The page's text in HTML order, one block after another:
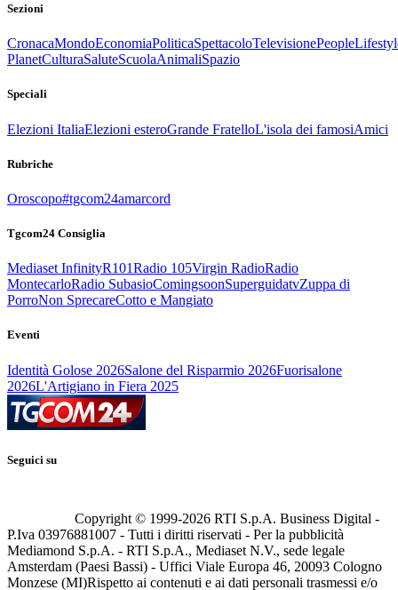
Sezioni
CronacaMondoEconomiaPoliticaSpettacoloTelevisionePeople
PlanetCulturaSaluteScuolaAnimaliSpazio
Speciali
Elezioni ItaliaElezioni esteroGrande FratelloL'isola dei famosiAmici
Rubriche
Oroscopo#tgcom24amarcord
Tgcom24 Consiglia
Mediaset InfinityR101Radio 105Virgin RadioRadio
MontecarloRadio SubasioComingsoonSuperguidatvZuppa di
PorroNon SprecareCotto e Mangiato
Eventi
Identità Golose 2026Salone del Risparmio 2026Fuorisalone
2026L'Artigiano in Fiera 2025
Seguici su
Copyright © 1999-2026 RTI S.p.A. Business Digital -
P.Iva 03976881007 - Tutti i diritti riservati - Per la pubblicità
Mediamond S.p.A. - RTI S.p.A., Mediaset N.V., sede legale
Amsterdam (Paesi Bassi) - Uffici Viale Europa 46, 20093 Cologno
Monzese (MI)Rispetto ai contenuti e ai dati personali trasmessi e/o